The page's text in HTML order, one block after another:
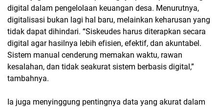
digital dalam pengelolaan keuangan desa. Menurutnya,
digitalisasi bukan lagi hal baru, melainkan keharusan yang
tidak dapat dihindari. “Siskeudes harus diterapkan secara
digital agar hasilnya lebih efisien, efektif, dan akuntabel.
Sistem manual cenderung memakan waktu, rawan
kesalahan, dan tidak seakurat sistem berbasis digital,”
tambahnya.
Ia juga menyinggung pentingnya data yang akurat dalam